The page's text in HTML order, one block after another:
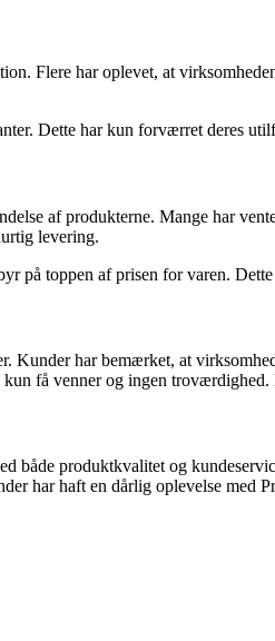
Flere har oplevet, at
Dette har kun forværret deres
af produkterne. Mange har
levering.
på toppen af prisen for varen.
har bemærket, at
få venner og ingen
både produktkvalitet og
har haft en dårlig oplevelse med